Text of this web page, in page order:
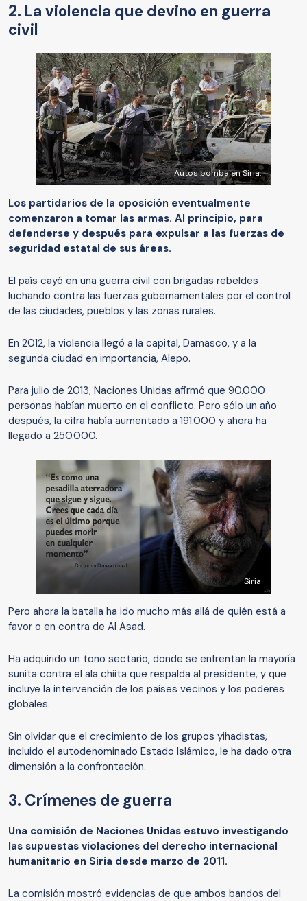
2. La violencia que devino en guerra
civil
Autos bomba en Siria.
Los partidarios de la oposición eventualmente
comenzaron a tomar las armas. Al principio, para
defenderse y después para expulsar a las fuerzas de
seguridad estatal de sus áreas.
El país cayó en una guerra civil con brigadas rebeldes
luchando contra las fuerzas gubernamentales por el control
de las ciudades, pueblos y las zonas rurales.
En 2012, la violencia llegó a la capital, Damasco, y a la
segunda ciudad en importancia, Alepo.
Para julio de 2013, Naciones Unidas afirmó que 90.000
personas habían muerto en el conflicto. Pero sólo un año
después, la cifra había aumentado a 191.000 y ahora ha
llegado a 250.000.
Siria
Pero ahora la batalla ha ido mucho más allá de quién está a
favor o en contra de Al Asad.
Ha adquirido un tono sectario, donde se enfrentan la mayoría
sunita contra el ala chiita que respalda al presidente, y que
incluye la intervención de los países vecinos y los poderes
globales.
Sin olvidar que el crecimiento de los grupos yihadistas,
incluido el autodenominado Estado Islámico, le ha dado otra
dimensión a la confrontación.
3. Crímenes de guerra
Una comisión de Naciones Unidas estuvo investigando
las supuestas violaciones del derecho internacional
humanitario en Siria desde marzo de 2011.
La comisión mostró evidencias de que ambos bandos del